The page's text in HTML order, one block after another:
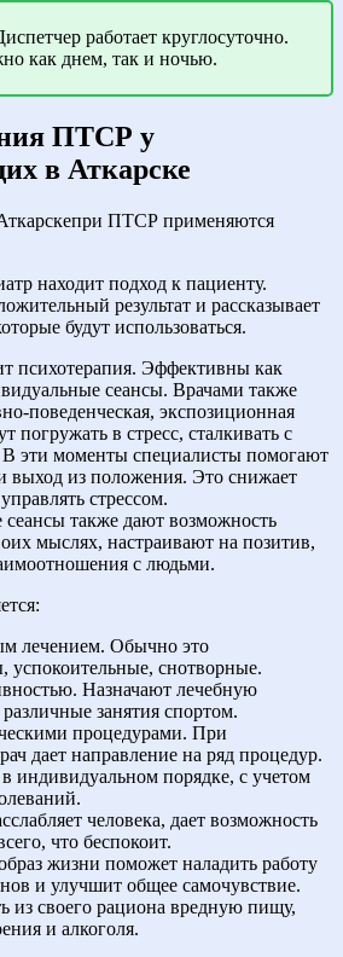
работает круглосуточно.
как днем, так и ночью.
ПТСР у
в Аткарске
ПТСР применяются
находит подход к пациенту.
результат и рассказывает
будут использоваться.
психотерапия. Эффективны как
сеансы. Врачами также
поведенческая, экспозиционная
погружать в стресс, сталкивать с
эти моменты специалисты помогают
выход из положения. Это снижает
стрессом.
сеансы также дают возможность
мыслях, настраивают на позитив,
с людьми.
лечением. Обычно это
успокоительные, снотворные.
Назначают лечебную
занятия спортом.
процедурами. При
дает направление на ряд процедур.
индивидуальном порядке, с учетом
человека, дает возможность
что беспокоит.
жизни поможет наладить работу
и улучшит общее самочувствие.
из своего рациона вредную пищу,
и алкоголя.